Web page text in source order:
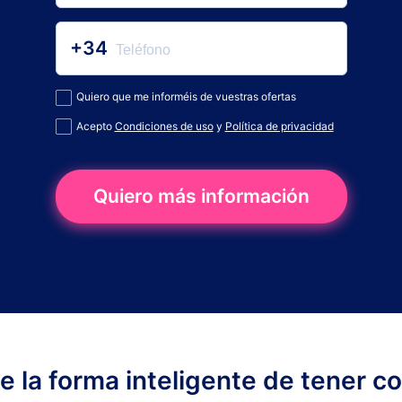
+34
Quiero que me informéis de vuestras ofertas
Acepto Condiciones de usoy Política de privacidad
Quiero más información
la forma inteligente de tener